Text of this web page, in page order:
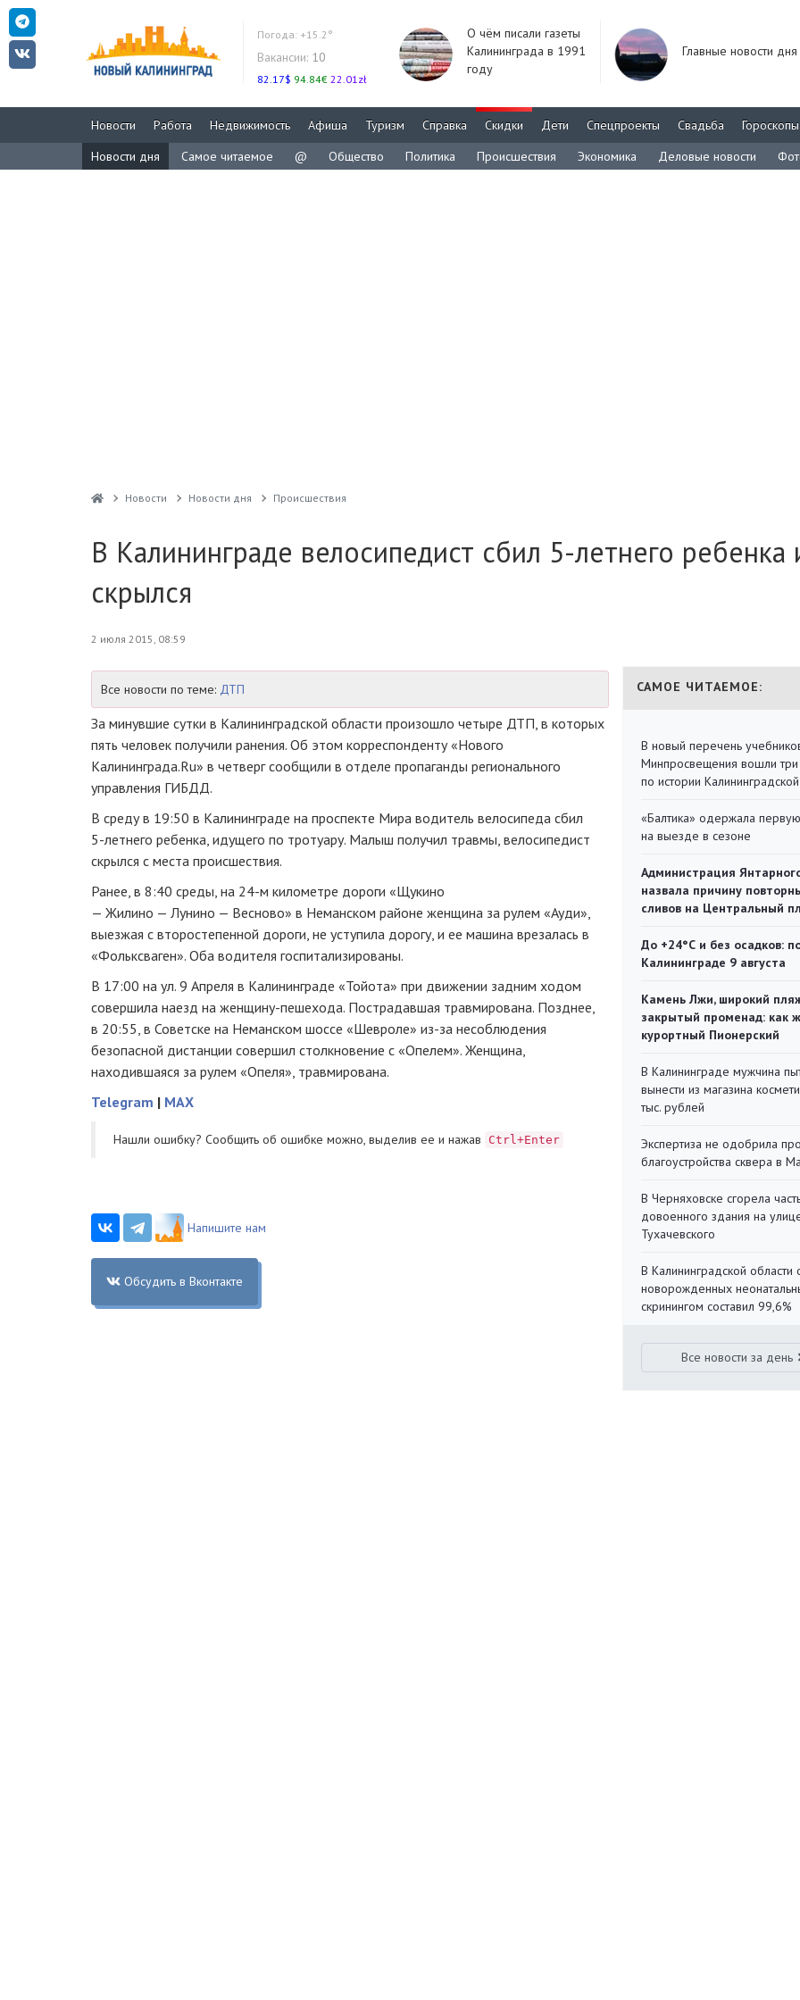
Погода: +15.2°
Вакансии: 10
82.17$ 94.84€ 22.01zł
О чём писали газеты
Калининграда в 1991
году
Главные новости дня
Новости Работа Недвижимость Афиша Туризм Справка Скидки Дети Спецпроекты Свадьба
Гороскопы
Новости дня
Самое читаемое @ Общество Политика Происшествия Экономика Деловые новости
Новости Новости дня Проиcшествия
В Калининграде велосипедист сбил 5-летнего ребенка
скрылся
2 июля 2015, 08:59
Все новости по теме: ДТП
За минувшие сутки в Калининградской области произошло четыре ДТП, в которых
пять человек получили ранения. Об этом корреспонденту «Нового
Калининграда.Ru» в четверг сообщили в отделе пропаганды регионального
управления ГИБДД.
В среду в 19:50 в Калининграде на проспекте Мира водитель велосипеда сбил
5-летнего ребенка, идущего по тротуару. Малыш получил травмы, велосипедист
скрылся с места происшествия.
Ранее, в 8:40 среды, на 24-м километре дороги «Щукино
— Жилино — Лунино — Весново» в Неманском районе женщина за рулем «Ауди»,
выезжая с второстепенной дороги, не уступила дорогу, и ее машина врезалась в
«Фольксваген». Оба водителя госпитализированы.
В 17:00 на ул. 9 Апреля в Калининграде «Тойота» при движении задним ходом
совершила наезд на женщину-пешехода. Пострадавшая травмирована. Позднее,
в 20:55, в Советске на Неманском шоссе «Шевроле» из-за несоблюдения
безопасной дистанции совершил столкновение с «Опелем». Женщина,
находившаяся за рулем «Опеля», травмирована.
Telegram | MAX
Нашли ошибку? Cообщить об ошибке можно, выделив ее и нажав Ctrl+Enter
Напишите нам
Обсудить в Вконтакте
САМОЕ ЧИТАЕМОЕ:
В новый перечень
Минпросвещения вошли три
по истории
«Балтика» одержала
на выезде в сезоне
Администрация
назвала причину
сливов на Центральный
До +24°С и без осадков:
Калининграде 9 августа
Камень Лжи, широкий
закрытый променад: как
курортный Пионерский
В Калининграде мужчина
вынести из магазина
тыс. рублей
Экспертиза не одобрила
благоустройства сквера в
В Черняховске сгорела
довоенного здания на
Тухачевского
В Калининградской области
новорожденных
скринингом составил 99,6%
Все новости за день